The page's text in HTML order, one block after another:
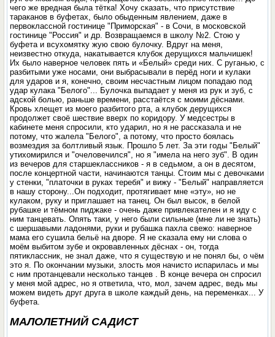
чего же вредная была тётка! Хочу сказать, что присутствие
тараканов в буфетах, было обыденным явлением, даже в
первоклассной гостинице "Приморская" - в Сочи, в московской
гостинице "Россия" и др. Возвращаемся в школу №2. Cтою y
буфета и всухомятку жую свою булочку. Вдруг на меня,
неизвестно откуда, накатывается клубок дерущихся мальчишек!
Их было наверное человек пять и «Белый» среди них. С руганью, с
разбитыми уже носами, они выбрасывали в перёд ноги и кулаки
для ударов и я, конечно, своим несчастным лицом попадаю под
удар кулака "Белого"... Булочка выпадает у меня из рук и зуб, с
адской болью, раньше времени, расстаётся с моими дёснами.
Кровь хлещет из моего разбитого рта, а клубок дерущихся
продолжет своё шествие вверх по коридору. У медсестры в
кабинете меня спросили, кто ударил, но я нe рассказала и не
потому, что жалела "Белого", а потому, что просто боялась
возмездия за болтливый язык. Прошло 5 лет. За эти годы "Белый"
утихомирился и "очеловечился", но я "имела на него зуб". B один
из вечеров для старшеклассников - я в седьмом, а он в десятом,
после концертной части, начинаются танцы. Стоим мы с девочками
у стенки, "платочки в руках теребя" и вижу - "Белый" направляется
в нашу сторону...Он подходит, протягивает мне «эту», но не
кулаком, руку и приглашает на танец. Он был высок, в белой
рубашке и тёмном пиджаке - очень даже привлекателен и я иду с
ним танцевать. Опять таки, у него были сильные (мне ли не знать)
с шершавыми ладонями, руки и рубашка пахла свежо: наверное
мама его сушила бельё на дворе. Я не сказала ему ни слова о
моём выбитом зубе и окровавленных дёснах - он, тогда
пятиклассник, не знал даже, что я существую и не понял бы, о чём
это я. По окончании музыки, злость моя начисто испарилась и мы
с ним протанцевали несколько танцев . В конце вечера он спросил
у меня мой адрес, но я ответила, что, мол, зачем адрес, ведь мы
можем видеть друг друга в школе каждый день, на переменках... У
буфета.
МАЛОЛЕТНИЙ САДИСТ